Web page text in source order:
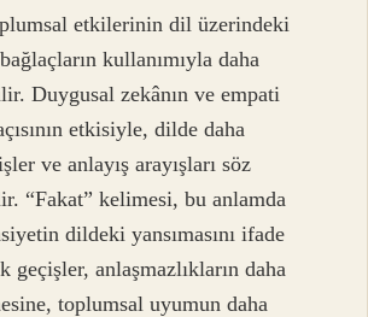
etkilerinin dil üzerindeki
kullanımıyla daha
Duygusal zekânın ve empati
etkisiyle, dilde daha
ve anlayış arayışları söz
“Fakat” kelimesi, bu anlamda
dildeki yansımasını ifade
geçişler, anlaşmazlıkların daha
toplumsal uyumun daha